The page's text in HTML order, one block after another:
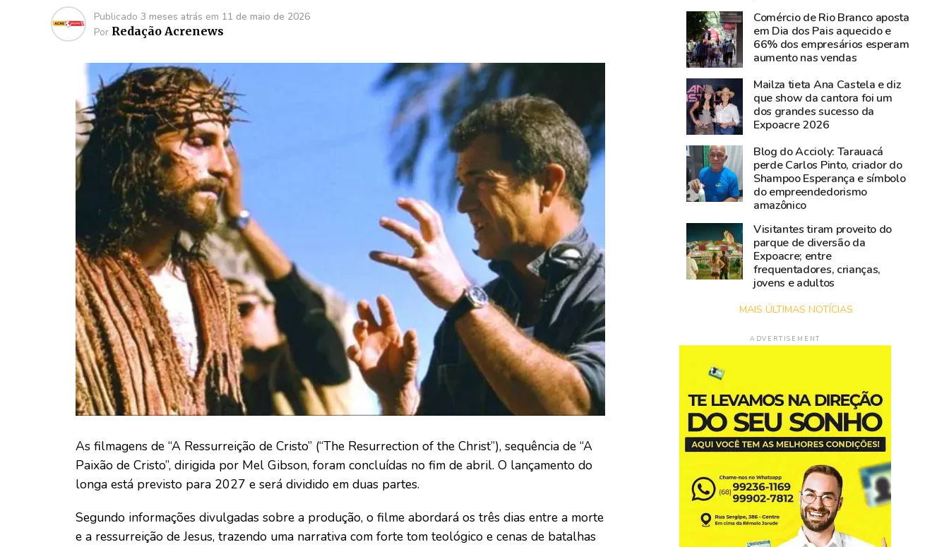
Publicado 3 meses atrás em 11 de maio de 2026
Por Redação Acrenews
As filmagens de “A Ressurreição de Cristo” (“The Resurrection of the Christ”), sequência de “A
Paixão de Cristo”, dirigida por Mel Gibson, foram concluídas no fim de abril. O lançamento do
longa está previsto para 2027 e será dividido em duas partes.
Segundo informações divulgadas sobre a produção, o filme abordará os três dias entre a morte
e a ressurreição de Jesus, trazendo uma narrativa com forte tom teológico e cenas de batalhas
sábado
por
instabilidade
técnica
todos
dias
usa
drones
na
Expoacre
Comércio de Rio Branco aposta
em Dia dos Pais aquecido e
66% dos empresários esperam
aumento nas vendas
Mailza tieta Ana Castela e diz
que show da cantora foi um
dos grandes sucesso da
Expoacre 2026
Blog do Accioly: Tarauacá
perde Carlos Pinto, criador do
Shampoo Esperança e símbolo
do empreendedorismo
amazônico
Visitantes tiram proveito do
parque de diversão da
Expoacre; entre
frequentadores, crianças,
jovens e adultos
MAIS ÚLTIMAS NOTÍCIAS
ADVERTISEMENT